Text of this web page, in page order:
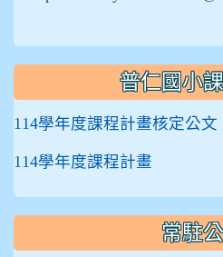
普仁國小
114學年度課程計畫核定公文
114學年度課程計畫
常駐